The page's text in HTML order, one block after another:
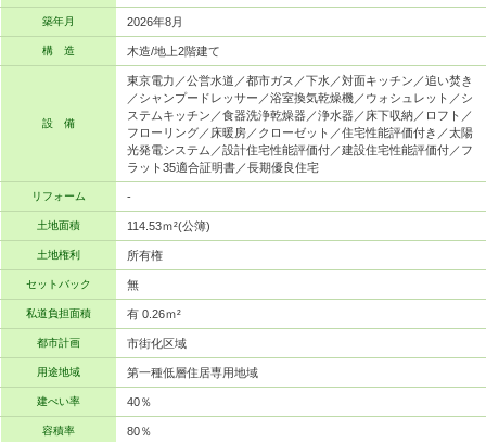
築年月 2026年8月
構 造 木造/地上2階建て
設 備
東京電力／公営水道／都市ガス／下水／対面キッチン／追い焚き
／シャンプードレッサー／浴室換気乾燥機／ウォシュレット／シ
ステムキッチン／食器洗浄乾燥器／浄水器／床下収納／ロフト／
フローリング／床暖房／クローゼット／住宅性能評価付き／太陽
光発電システム／設計住宅性能評価付／建設住宅性能評価付／フ
ラット35適合証明書／長期優良住宅
リフォーム -
土地面積 114.53ｍ²(公簿)
土地権利 所有権
セットバック 無
私道負担面積 有 0.26ｍ²
都市計画 市街化区域
用途地域 第一種低層住居専用地域
建ぺい率 40％
容積率 80％